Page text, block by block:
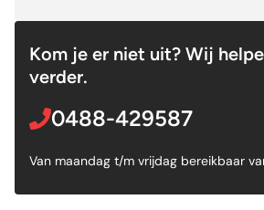
Kom je er niet uit? Wij
verder.
0488-429587
Van maandag t/m vrijdag bereikbaar